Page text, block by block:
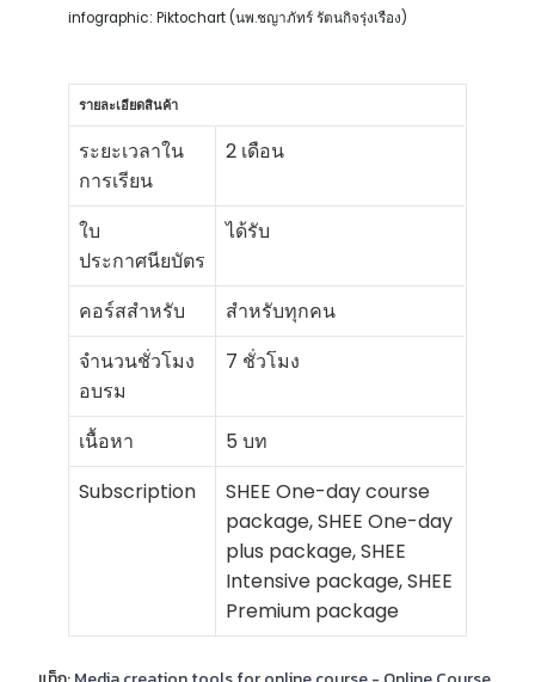
infographic: Piktochart (นพ.ชญาภัทร์ รัตนกิจรุ่งเรือง)
รายละเอียดสินค้า
ระยะเวลาใน
การเรียน
2 เดือน
ใบ
ประกาศนียบัตร
ได้รับ
คอร์สสำหรับ
สำหรับทุกคน
จำนวนชั่วโมง
อบรม
7 ชั่วโมง
เนื้อหา
5 บท
Subscription
SHEE One-day course
package, SHEE One-day
plus package, SHEE
Intensive package, SHEE
Premium package